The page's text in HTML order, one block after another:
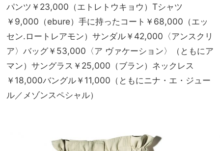
パンツ￥23,000（エトレトウキョウ）Tシャツ
￥9,000（ebure）手に持ったコート￥68,000（エッ
セン.ロートレアモン）サンダル￥42,000〈アンスクリ
ア〉バッグ￥53,000〈ア ヴァケーション〉（ともにア
マン）サングラス￥25,000（ブラン）ネックレス
￥18,000バングル￥11,000（ともにニナ・エ・ジュー
ル／メゾンスペシャル）